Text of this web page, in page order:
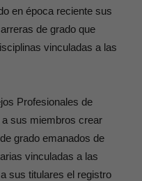
en época reciente sus
de grado que
vinculadas a las
Profesionales de
sus miembros crear
grado emanados de
vinculadas a las
sus titulares el registro